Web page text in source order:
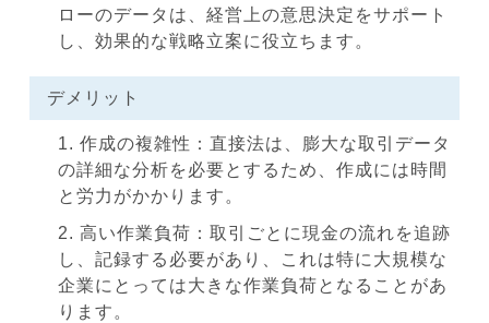
ローのデータは、経営上の意思決定をサポート
し、効果的な戦略立案に役立ちます。
デメリット
作成の複雑性：直接法は、膨大な取引データ
の詳細な分析を必要とするため、作成には時間
と労力がかかります。
高い作業負荷：取引ごとに現金の流れを追跡
し、記録する必要があり、これは特に大規模な
企業にとっては大きな作業負荷となることがあ
ります。